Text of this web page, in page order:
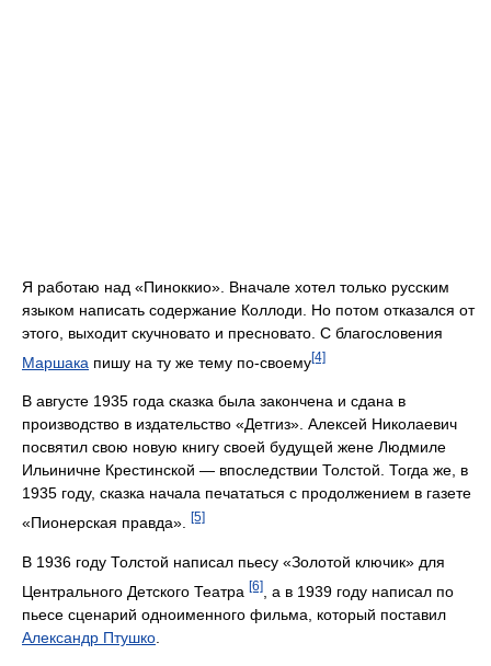
Я работаю над «Пиноккио». Вначале хотел только русским
языком написать содержание Коллоди. Но потом отказался от
этого, выходит скучновато и пресновато. С благословения
Маршака пишу на ту же тему по-своему[4]
В августе 1935 года сказка была закончена и сдана в
производство в издательство «Детгиз». Алексей Николаевич
посвятил свою новую книгу своей будущей жене Людмиле
Ильиничне Крестинской — впоследствии Толстой. Тогда же, в
1935 году, сказка начала печататься с продолжением в газете
«Пионерская правда».
[5]
В 1936 году Толстой написал пьесу «Золотой ключик» для
Центрального Детского Театра [6]
, а в 1939 году написал по
пьесе сценарий одноименного фильма, который поставил
Александр Птушко